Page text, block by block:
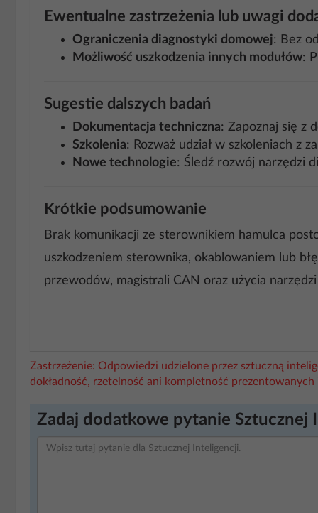
Ewentualne zastrzeżenia lub uwagi
Ograniczenia diagnostyki domowej: Bez
Możliwość uszkodzenia innych modułów:
Sugestie dalszych badań
Dokumentacja techniczna: Zapoznaj się z
Szkolenia: Rozważ udział w szkoleniach z
Nowe technologie: Śledź rozwój narzędzi
Krótkie podsumowanie
Brak komunikacji ze sterownikiem hamulca
uszkodzeniem sterownika, okablowaniem lub
przewodów, magistrali CAN oraz użycia
Zastrzeżenie: Odpowiedzi udzielone przez sztuczną
dokładność, rzetelność ani kompletność
Zadaj dodatkowe pytanie Sztucznej